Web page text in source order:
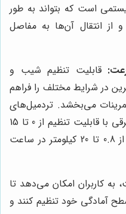
است که بتواند به طور
از انتقال آن‌ها به مفاصل
قابلیت تنظیم شیب و
در شرایط مختلف را فراهم
می‌بخشد. تردمیل‌های
باشگاهی باید دارای شیب برقی با قابلیت تنظیم از 0 تا 15
درصد و سرعت قابل تنظیم از 0.8 تا 20 کیلومتر در ساعت
کاربران امکان می‌دهد تا
آمادگی خود تنظیم کنند و